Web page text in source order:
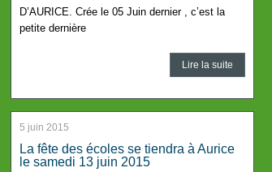
D’AURICE. Crée le 05 Juin dernier , c’est la
petite dernière
Lire la suite
5 juin 2015
La fête des écoles se tiendra à Aurice
le samedi 13 juin 2015